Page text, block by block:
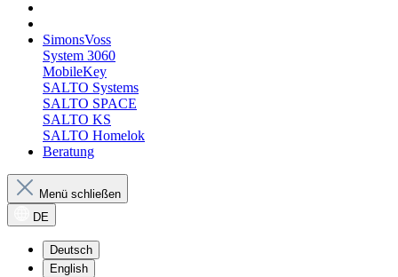
SimonsVoss
System 3060
MobileKey
SALTO Systems
SALTO SPACE
SALTO KS
SALTO Homelok
Beratung
Menü schließen
DE
Deutsch
English